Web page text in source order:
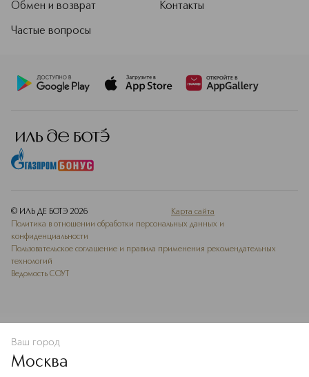
В КОРЗИНУ
Обмен и возврат
Частые вопросы
Контакты
© ИЛЬ ДЕ БОТЭ 2026
Карта сайта
Политика в отношении обработки персональных данных и
конфиденциальности
Пользовательское соглашение и правила применения рекомендательных
технологий
Ведомость СОУТ
Ваш город
Москва